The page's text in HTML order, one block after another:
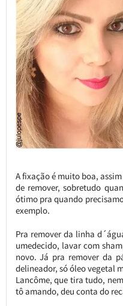
A fixação é muito boa,
de remover, sobretudo
ótimo pra quando
exemplo.
Pra remover da linha
umedecido, lavar com
novo. Já pra remover da
delineador, só óleo vegetal
Lancôme, que tira tudo,
tô amando, deu conta do